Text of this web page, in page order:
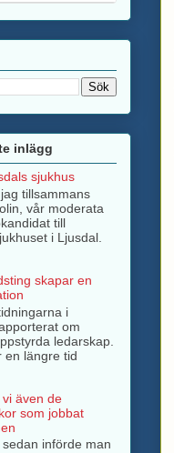
inlägg
sjukhus
tillsammans
vår moderata
till
i Ljusdal.
skapar en
i
om
ledarskap.
en längre tid
även de
som jobbat
införde man